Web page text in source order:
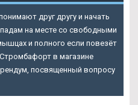
друг другу и начать
на месте со свободными
и полного если повезёт
в магазине
посвященный вопросу